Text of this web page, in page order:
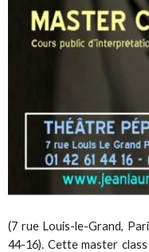
(7 rue Louis-le-Grand,
44-16). Cette master